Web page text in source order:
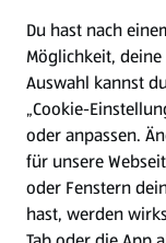
Presse
Hilfe & Kontakt
(öffnet in einem
Unternehmen
Folge uns hier:
Du hast nach
Möglichkeit,
Auswahl kannst
„Cookie-
oder anpassen.
für unsere
oder Fenstern
hast, werden